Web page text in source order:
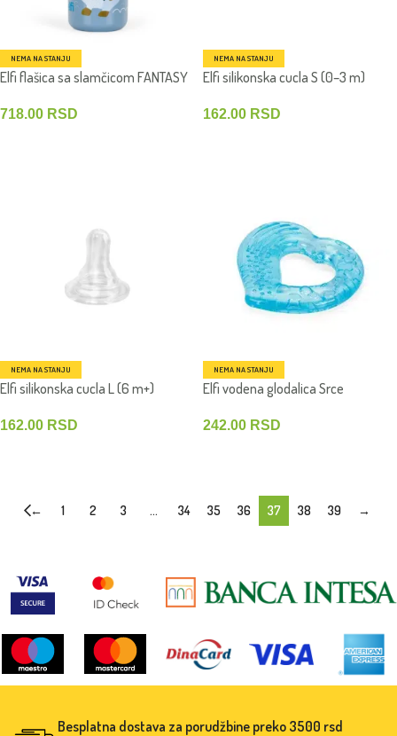
NEMA NA STANJU
Elfi flašica sa slamčicom FANTASY
718.00 RSD
NEMA NA STANJU
Elfi silikonska cucla S (0–3 m)
162.00 RSD
NEMA NA STANJU
Elfi silikonska cucla L (6 m+)
162.00 RSD
NEMA NA STANJU
Elfi vodena glodalica Srce
242.00 RSD
← 1 2 3 … 34 35 36 37 38 39 →
Besplatna dostava za porudžbine preko 3500 rsd